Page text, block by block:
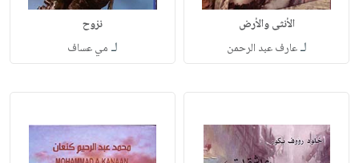
الأنثى والأرض
لـعارف عبد الرحمن
نزوح
لـ مي عساف